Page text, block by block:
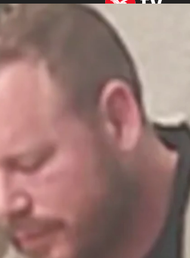
a la lista de los 10 más buscados por el FBI
quien figuraba en la
de los diez fugitivos
fuentes a la agencia AP.
en los
Juegos Olímpicos de Invierno
en distintos países,
de liderar una red internacional de narcotráfico.
que habrían sido ordenados para fortalecer